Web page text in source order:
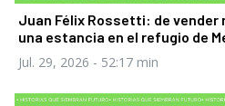
Juan Félix Rossetti: de
una estancia en el refugio de
Jul. 29, 2026 - 52:17 min